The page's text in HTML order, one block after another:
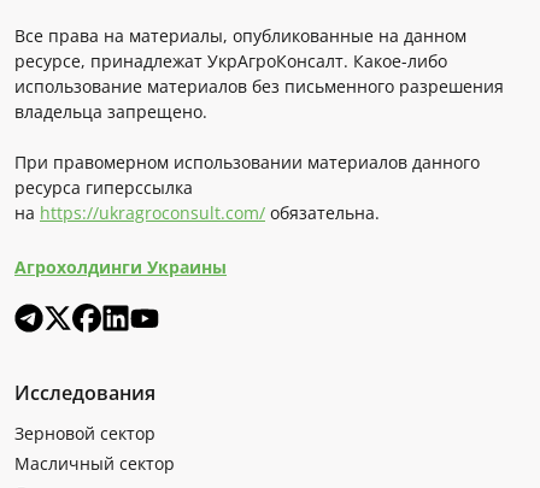
Все права на материалы, опубликованные на данном
ресурсе, принадлежат УкрАгроКонсалт. Какое-либо
использование материалов без письменного разрешения
владельца запрещено.
При правомерном использовании материалов данного
ресурса гиперссылка
на https://ukragroconsult.com/ обязательна.
Агрохолдинги Украины
Исследования
Зерновой сектор
Масличный сектор